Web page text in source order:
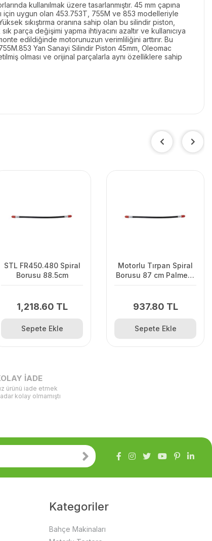
kullanılmak üzere tasarlanmıştır. 45 mm çapına
için uygun olan 453.753T, 755M ve 853 modelleriyle
sıkıştırma oranına sahip olan bu silindir piston,
parça değişimi yapma ihtiyacını azaltır ve kullanıcıya
edildiğinde motorunuzun verimliliğini arttırır. Bu
Yan Sanayi Silindir Piston 45mm, Oleomac
olması ve orijinal parçalarla aynı özelliklere sahip
STL FR450.480 Spiral
Borusu 88.5cm
1,218.60 TL
Sepete Ekle
Motorlu Tırpan Spiral
Borusu 87 cm Palmera
937.80 TL
Sepete Ekle
İADE
ürünü iade etmek
kolay olmamıştı
Kategoriler
Bahçe Makinaları